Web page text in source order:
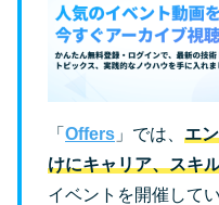
「 Offers 」では、 エ
けにキャリア、スキ
イベントを開催して